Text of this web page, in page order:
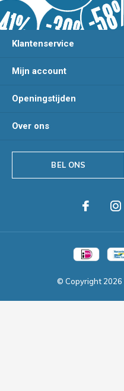
Klantenservice
Mijn account
Openingstijden
Over ons
BEL ONS
© Copyright 2026